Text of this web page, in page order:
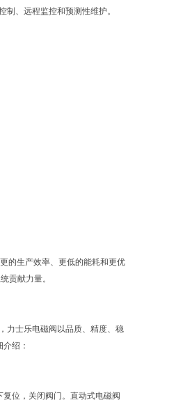
、远程监控和预测性维护。
的生产效率、更低的能耗和更优
贡献力量。
力士乐电磁阀以品质、精度、稳
绍：
位，关闭阀门。直动式电磁阀